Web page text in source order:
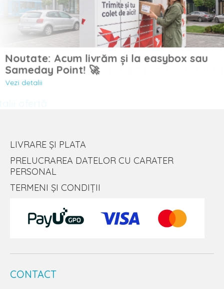
Noutate: Acum livrăm și la easybox sau
Sameday Point! 🚀
Vezi detalii
LIVRARE ȘI PLATA
PRELUCRAREA DATELOR CU CARATER
PERSONAL
TERMENI ȘI CONDIȚII
CONTACT